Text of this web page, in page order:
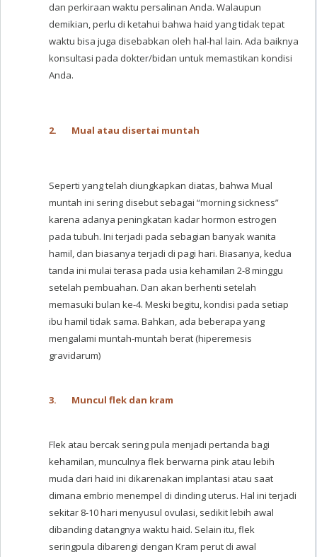
dan perkiraan waktu persalinan Anda. Walaupun
demikian, perlu di ketahui bahwa haid yang tidak tepat
waktu bisa juga disebabkan oleh hal-hal lain. Ada baiknya
konsultasi pada dokter/bidan untuk memastikan kondisi
Anda.
2. Mual atau disertai muntah
Seperti yang telah diungkapkan diatas, bahwa Mual
muntah ini sering disebut sebagai “morning sickness”
karena adanya peningkatan kadar hormon estrogen
pada tubuh. Ini terjadi pada sebagian banyak wanita
hamil, dan biasanya terjadi di pagi hari. Biasanya, kedua
tanda ini mulai terasa pada usia kehamilan 2-8 minggu
setelah pembuahan. Dan akan berhenti setelah
memasuki bulan ke-4. Meski begitu, kondisi pada setiap
ibu hamil tidak sama. Bahkan, ada beberapa yang
mengalami muntah-muntah berat (hiperemesis
gravidarum)
3. Muncul flek dan kram
Flek atau bercak sering pula menjadi pertanda bagi
kehamilan, munculnya flek berwarna pink atau lebih
muda dari haid ini dikarenakan implantasi atau saat
dimana embrio menempel di dinding uterus. Hal ini terjadi
sekitar 8-10 hari menyusul ovulasi, sedikit lebih awal
dibanding datangnya waktu haid. Selain itu, flek
seringpula dibarengi dengan Kram perut di awal